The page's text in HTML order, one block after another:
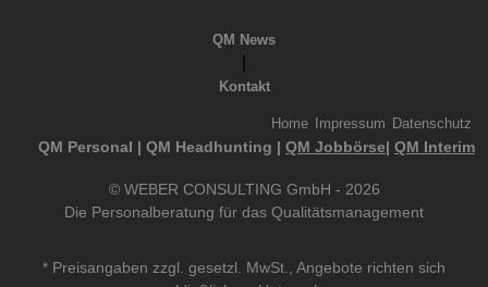
QM News
Kontakt
Home Impressum Datenschutz
QM Personal | QM Headhunting | QM Jobbörse| QM Interim
© WEBER CONSULTING GmbH - 2026
Die Personalberatung für das Qualitätsmanagement
* Preisangaben zzgl. gesetzl. MwSt., Angebote richten sich